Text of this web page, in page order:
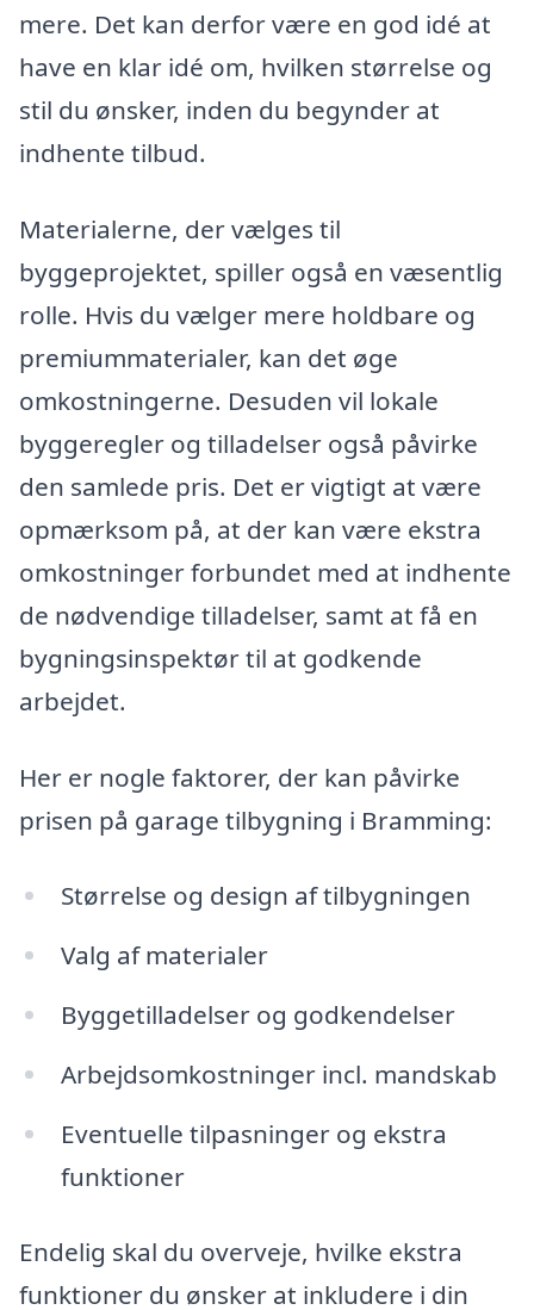
mere. Det kan derfor være en god idé at
have en klar idé om, hvilken størrelse og
stil du ønsker, inden du begynder at
indhente tilbud.
Materialerne, der vælges til
byggeprojektet, spiller også en væsentlig
rolle. Hvis du vælger mere holdbare og
premiummaterialer, kan det øge
omkostningerne. Desuden vil lokale
byggeregler og tilladelser også påvirke
den samlede pris. Det er vigtigt at være
opmærksom på, at der kan være ekstra
omkostninger forbundet med at indhente
de nødvendige tilladelser, samt at få en
bygningsinspektør til at godkende
arbejdet.
Her er nogle faktorer, der kan påvirke
prisen på garage tilbygning i Bramming:
Størrelse og design af tilbygningen
Valg af materialer
Byggetilladelser og godkendelser
Arbejdsomkostninger incl. mandskab
Eventuelle tilpasninger og ekstra
funktioner
Endelig skal du overveje, hvilke ekstra
funktioner du ønsker at inkludere i din